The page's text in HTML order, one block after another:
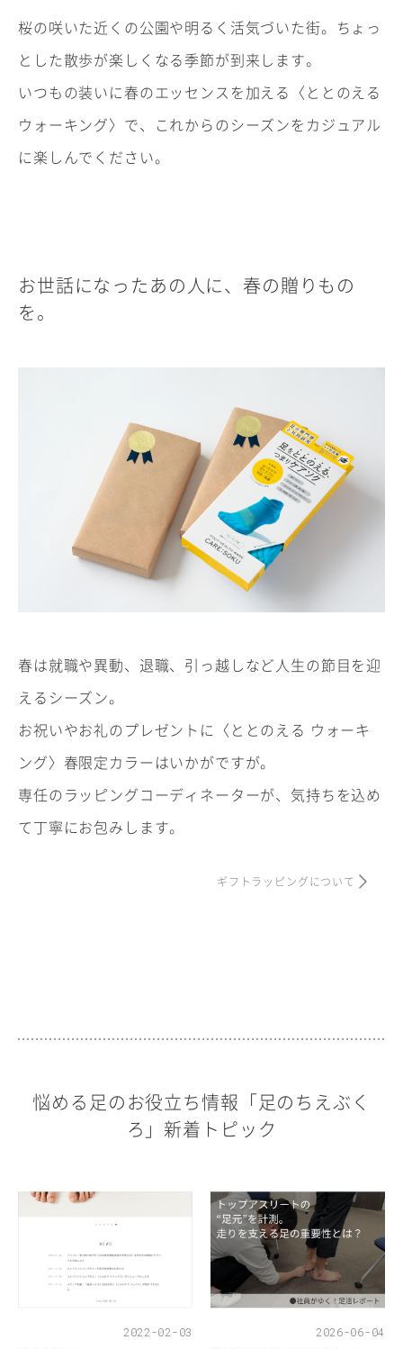
桜の咲いた近くの公園や明るく活気づいた街。ちょっ
とした散歩が楽しくなる季節が到来します。
いつもの装いに春のエッセンスを加える〈ととのえる
ウォーキング〉で、これからのシーズンをカジュアル
に楽しんでください。
お世話になったあの人に、春の贈りもの
を。
春は就職や異動、退職、引っ越しなど人生の節目を迎
えるシーズン。
お祝いやお礼のプレゼントに〈ととのえる ウォーキ
ング〉春限定カラーはいかがですが。
専任のラッピングコーディネーターが、気持ちを込め
て丁寧にお包みします。
ギフトラッピングについて
悩める足のお役立ち情報「足のちえぶく
ろ」新着トピック
2022-02-03 2026-06-04